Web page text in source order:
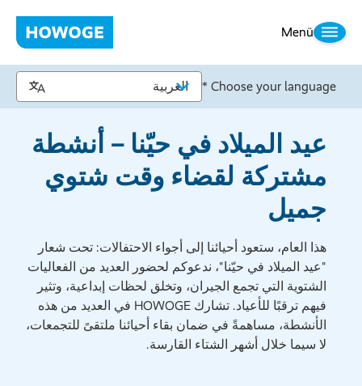
Menü
Choose your language *
عيد الميلاد في حيّنا – أنشطة
مشتركة لقضاء وقت شتوي
جميل
هذا العام، ستعود أحيائنا إلى أجواء الاحتفالات: تحت شعار
"عيد الميلاد في حيّنا"، ندعوكم لحضور العديد من الفعاليات
الشتوية التي تجمع الجيران، وتخلق لحظات إبداعية، وتثير
فيهم ترقبًا للأعياد. تشارك HOWOGE في العديد من هذه
الأنشطة، مساهمةً في ضمان بقاء أحيائنا ملتقىً للتجمعات،
لا سيما خلال أشهر الشتاء القارسة.